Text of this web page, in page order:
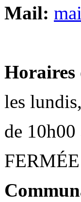
Mail:
les
de